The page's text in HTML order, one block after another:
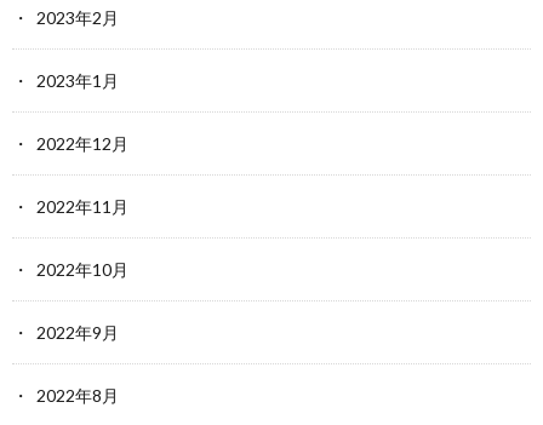
2023年2月
2023年1月
2022年12月
2022年11月
2022年10月
2022年9月
2022年8月